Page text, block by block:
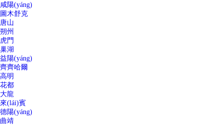
咸陽(yáng)
圖木舒克
唐山
朔州
虎門
巢湖
益陽(yáng)
齊齊哈爾
高明
花都
大龍
來(lái)賓
德陽(yáng)
曲靖